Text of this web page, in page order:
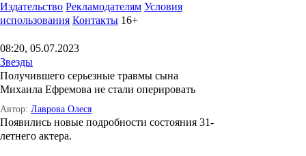
Издательство Рекламодателям Условия
использования Контакты 16+
08:20, 05.07.2023
Звезды
Получившего серьезные травмы сына
Михаила Ефремова не стали оперировать
Автор: Лаврова Олеся
Появились новые подробности состояния 31-
летнего актера.